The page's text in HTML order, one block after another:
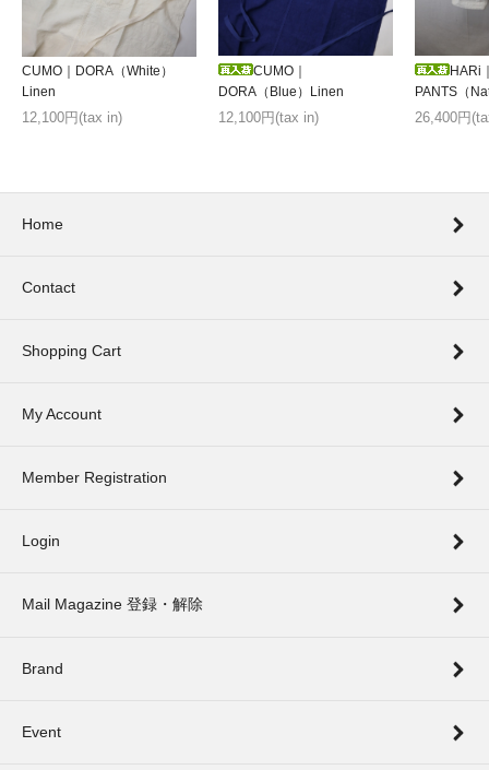
CUMO｜DORA（White）
Linen
12,100円(tax in)
CUMO｜
DORA（Blue）Linen
12,100円(tax in)
HARi
PANTS（
26,400円
Home
Contact
Shopping Cart
My Account
Member Registration
Login
Mail Magazine 登録・解除
Brand
Event